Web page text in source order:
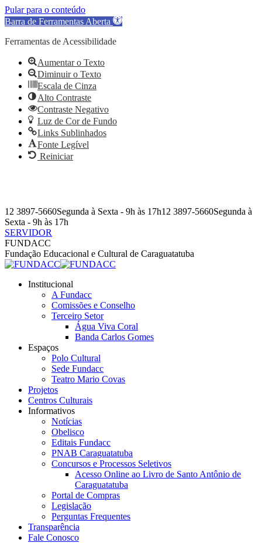
Pular para o conteúdo
Barra de Ferramentas Aberta
Ferramentas de Acessibilidade
Aumentar o Texto
Diminuir o Texto
Escala de Cinza
Alto Contraste
Contraste Negativo
Luz de Cor de Fundo
Links Sublinhados
Fonte Legível
Reiniciar
conteúdo
12 3897-5660Segunda à Sexta - 9h às 17h12 3897-5660Segunda à
Sexta - 9h às 17h
SERVIDOR
Facebook
page
opens
new
Instagram
page
opens
new
YouTube
page
opens
new
Facebook
page
opens
new
Instagram
page
opens
new
YouTube
page
opens
new
FUNDACC
Fundação Educacional e Cultural de Caraguatatuba
Institucional
A Fundacc
Comissões e Conselho
Terceiro Setor
Água Viva Coral
Banda Carlos Gomes
Espaços
Polo Cultural
Sede Fundacc
Teatro Mario Covas
Projetos
Centros Culturais
Informativos
Notícias
Obelisco
Editais Fundacc
PNAB Caraguatatuba
Concursos e Processos Seletivos
Acesso Online ao Livro de Santo Antônio de
Caraguatatuba
Portal de Compras
Legislação
Perguntas Frequentes
Transparência
Fale Conosco